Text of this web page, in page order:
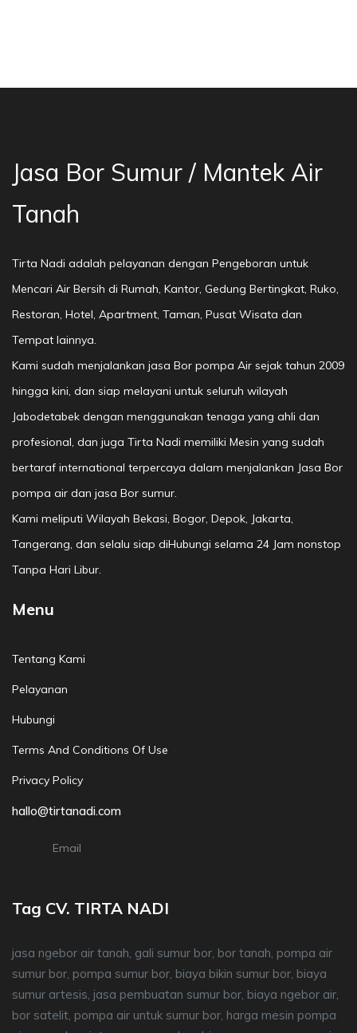
Jasa Bor Sumur / Mantek Air
Tanah
Tirta Nadi adalah pelayanan dengan Pengeboran untuk
Mencari Air Bersih di Rumah, Kantor, Gedung Bertingkat, Ruko,
Restoran, Hotel, Apartment, Taman, Pusat Wisata dan
Tempat lainnya.
Kami sudah menjalankan jasa Bor pompa Air sejak tahun 2009
hingga kini, dan siap melayani untuk seluruh wilayah
Jabodetabek dengan menggunakan tenaga yang ahli dan
profesional, dan juga Tirta Nadi memiliki Mesin yang sudah
bertaraf international terpercaya dalam menjalankan Jasa Bor
pompa air dan jasa Bor sumur.
Kami meliputi Wilayah Bekasi, Bogor, Depok, Jakarta,
Tangerang, dan selalu siap diHubungi selama 24 Jam nonstop
Tanpa Hari Libur.
Menu
Tentang Kami
Pelayanan
Hubungi
Terms And Conditions Of Use
Privacy Policy
hallo@tirtanadi.com
Email
Tag CV. TIRTA NADI
jasa ngebor air tanah, gali sumur bor, bor tanah, pompa air
sumur bor, pompa sumur bor, biaya bikin sumur bor, biaya
sumur artesis, jasa pembuatan sumur bor, biaya ngebor air,
bor satelit, pompa air untuk sumur bor, harga mesin pompa